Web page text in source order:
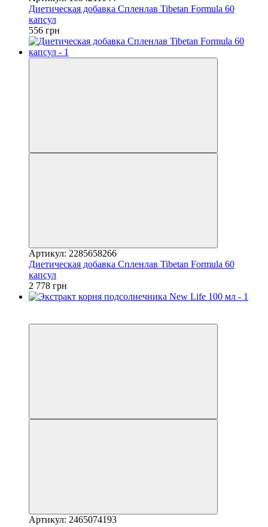
Диетическая добавка Спленлав Tibetan Formula 60
капсул
556 грн
Артикул: 2285658266
Диетическая добавка Спленлав Tibetan Formula 60
капсул
2 778 грн
Артикул: 2465074193